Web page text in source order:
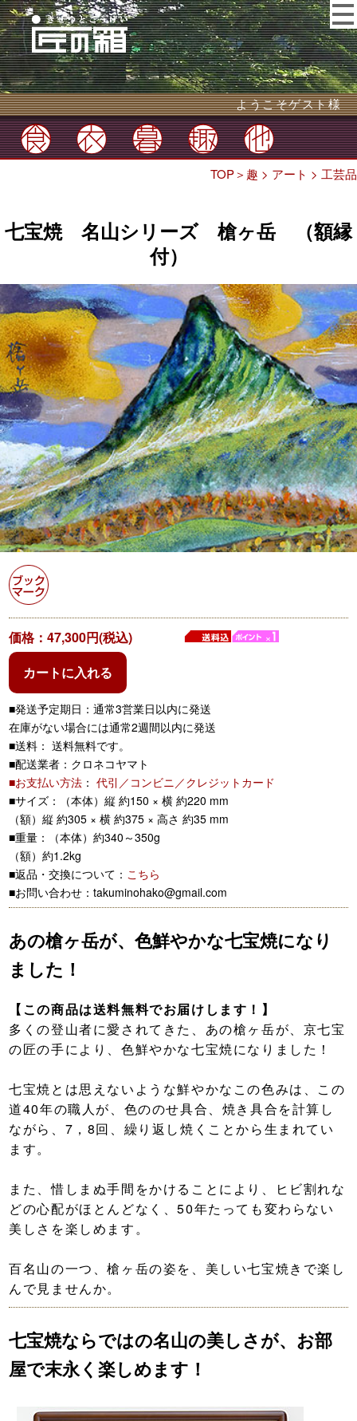
ようこそゲスト様
TOP＞ 趣 > アート > 工芸品
七宝焼 名山シリーズ 槍ヶ岳 （額縁
付）
価格：47,300円(税込)
カートに入れる
■発送予定期日：通常3営業日以内に発送
在庫がない場合には通常2週間以内に発送
■送料： 送料無料です。
■配送業者：クロネコヤマト
■お支払い方法 ：代引／コンビニ／クレジットカード
■サイズ：（本体）縦 約150 × 横 約220 mm
（額）縦 約305 × 横 約375 × 高さ 約35 mm
■重量：（本体）約340～350g
（額）約1.2kg
■返品・交換について： こちら
■お問い合わせ：takuminohako@gmail.com
あの槍ヶ岳が、色鮮やかな七宝焼になり
ました！
【この商品は送料無料でお届けします！】
多くの登山者に愛されてきた、あの槍ヶ岳が、京七宝
の匠の手により、色鮮やかな七宝焼になりました！
七宝焼とは思えないような鮮やかなこの色みは、この
道40年の職人が、色ののせ具合、焼き具合を計算し
ながら、7，8回、繰り返し焼くことから生まれてい
ます。
また、惜しまぬ手間をかけることにより、ヒビ割れな
どの心配がほとんどなく、50年たっても変わらない
美しさを楽しめます。
百名山の一つ、槍ヶ岳の姿を、美しい七宝焼きで楽し
んで見ませんか。
七宝焼ならではの名山の美しさが、お部
屋で末永く楽しめます！